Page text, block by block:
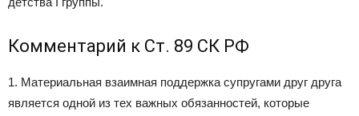
Комментарий к Ст. 89 СК РФ
1. Материальная взаимная поддержка супругами друг друга
является одной из тех важных обязанностей, которые